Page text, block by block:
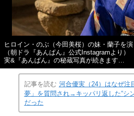
ヒロイン・のぶ（今田美桜）の妹・蘭子を
（朝ドラ『あんぱん』公式Instagramより
実&『あんぱん』の秘蔵写真が続きます…
記事を読む 河合優実（24）はなぜ注
夢」を質問され→キッパリ返した“シ
だった